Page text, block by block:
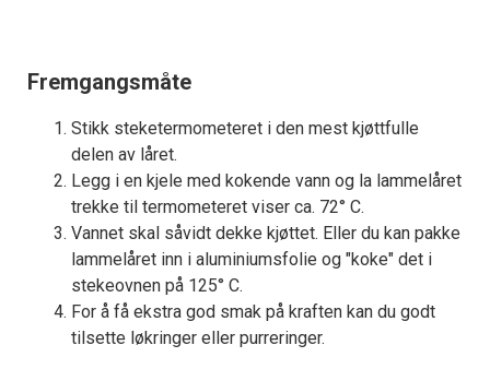
Fremgangsmåte
Stikk steketermometeret i den mest kjøttfulle
delen av låret.
Legg i en kjele med kokende vann og la lammelåret
trekke til termometeret viser ca. 72° C.
Vannet skal såvidt dekke kjøttet. Eller du kan pakke
lammelåret inn i aluminiumsfolie og "koke" det i
stekeovnen på 125° C.
For å få ekstra god smak på kraften kan du godt
tilsette løkringer eller purreringer.